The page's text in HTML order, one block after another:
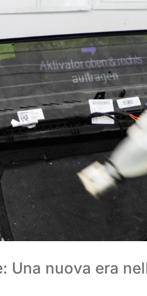
Una nuova era